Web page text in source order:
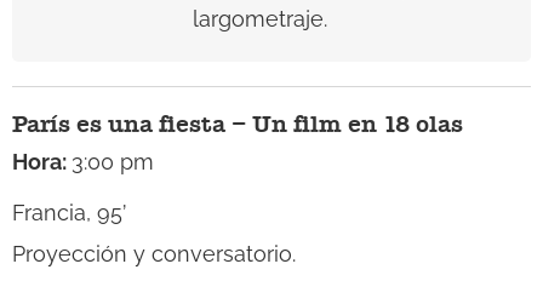
largometraje.
París es una fiesta – Un film en 18 olas
Hora: 3:00 pm
Francia, 95’
Proyección y conversatorio.